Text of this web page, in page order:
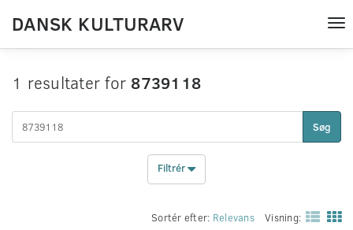
DANSK KULTURARV
1 resultater for 8739118
Søg
Filtrér
Sortér efter: Relevans Visning: